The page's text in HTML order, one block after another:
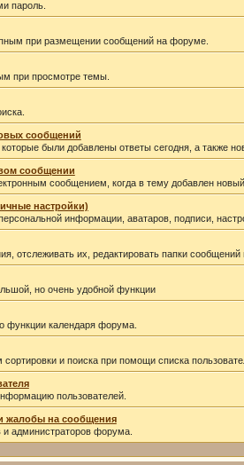
пароль.
при размещении сообщений на форуме.
при просмотре темы.
сообщений
были добавлены ответы сегодня, а также
сообщении
сообщением, когда в тему добавлен новый
настройки)
информации, аватаров, подписи,
отслеживать их, редактировать папки
но очень удобной функции
функции календаря форума.
и поиска при помощи списка
пользователей.
жалобы на сообщения
и администраторов форума.